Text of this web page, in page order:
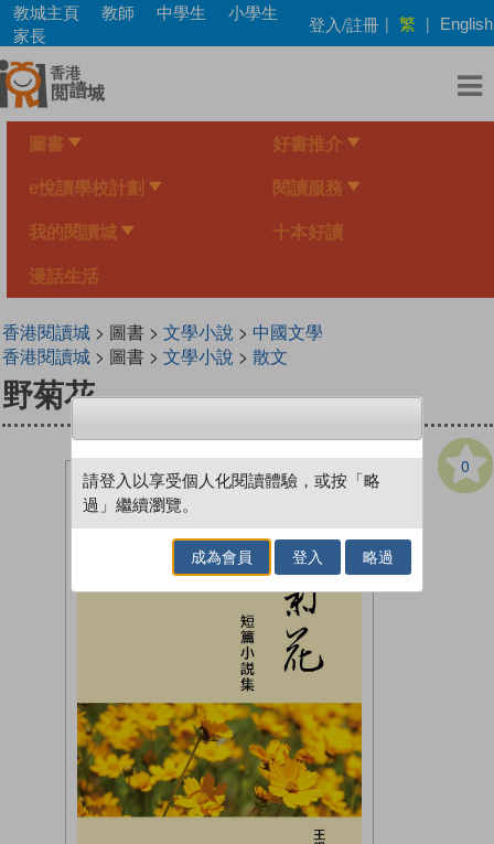
Skip
main
content
教城主頁 教師 中學生
小學生
家長
登入/註冊 | 繁 | English
圖書 好書推介
e悅讀學校計劃 閱讀服務
我的閱讀城 十本好讀
漫話生活
香港閱讀城> 圖書 > 文學小說 > 中國文學
香港閱讀城> 圖書 > 文學小說 > 散文
野菊花
0
請登入以享受個人化閱讀體驗，或按「略
過」繼續瀏覽。
成為會員 登入 略過